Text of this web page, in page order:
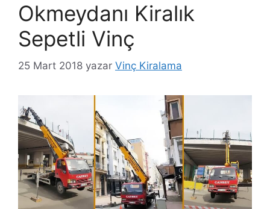
Okmeydanı Kiralık
Sepetli Vinç
25 Mart 2018 yazar Vinç Kiralama